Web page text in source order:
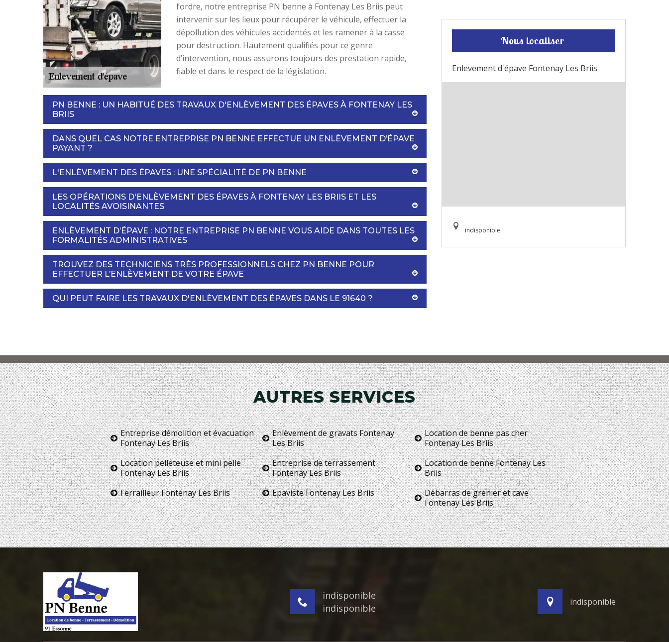
l’ordre, notre entreprise PN benne à Fontenay Les Briis peut
intervenir sur les lieux pour récupérer le véhicule, effectuer la
dépollution des véhicules accidentés et les ramener à la casse
pour destruction. Hautement qualifiés pour ce genre
d’intervention, nous assurons toujours des prestation rapide,
fiable et dans le respect de la législation.
PN BENNE : UN HABITUÉ DES TRAVAUX D'ENLÈVEMENT DES ÉPAVES À FONTENAY LES
BRIIS
DANS QUEL CAS NOTRE ENTREPRISE PN BENNE EFFECTUE UN ENLÈVEMENT D’ÉPAVE
PAYANT ?
L'ENLÈVEMENT DES ÉPAVES : UNE SPÉCIALITÉ DE PN BENNE
LES OPÉRATIONS D'ENLÈVEMENT DES ÉPAVES À FONTENAY LES BRIIS ET LES
LOCALITÉS AVOISINANTES
ENLÈVEMENT D’ÉPAVE : NOTRE ENTREPRISE PN BENNE VOUS AIDE DANS TOUTES LES
FORMALITÉS ADMINISTRATIVES
TROUVEZ DES TECHNICIENS TRÈS PROFESSIONNELS CHEZ PN BENNE POUR
EFFECTUER L’ENLÈVEMENT DE VOTRE ÉPAVE
QUI PEUT FAIRE LES TRAVAUX D'ENLÈVEMENT DES ÉPAVES DANS LE 91640 ?
Nous localiser
Enlevement d'épave Fontenay Les Briis
indisponible
AUTRES SERVICES
Entreprise démolition et évacuation
Fontenay Les Briis
Location pelleteuse et mini pelle
Fontenay Les Briis
Ferrailleur Fontenay Les Briis
Enlèvement de gravats Fontenay
Les Briis
Entreprise de terrassement
Fontenay Les Briis
Epaviste Fontenay Les Briis
Location de benne pas cher
Fontenay Les Briis
Location de benne Fontenay Les
Briis
Débarras de grenier et cave
Fontenay Les Briis
indisponible
indisponible
indisponible